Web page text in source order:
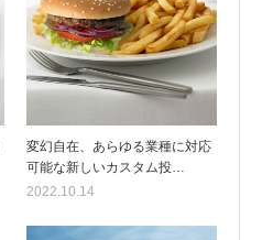
変幻自在、あらゆる業種に対応
可能な新しいカスタム投…
2022.10.14